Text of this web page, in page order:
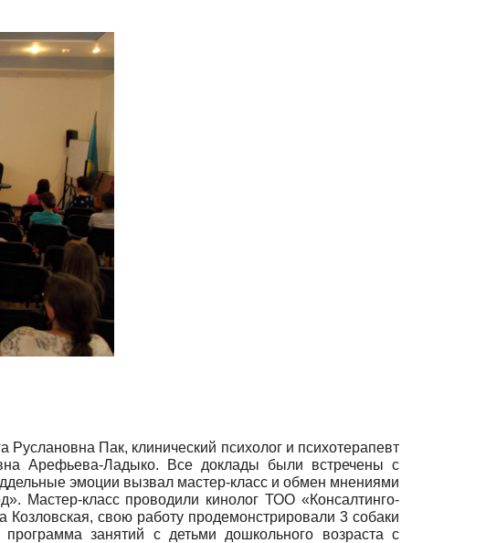
Пак, клинический психолог и психотерапевт
Арефьева-Ладыко. Все доклады были встречены с
эмоции вызвал мастер-класс и обмен мнениями
Мастер-класс проводили кинолог ТОО «Консалтинго-
свою работу продемонстрировали 3 собаки
занятий с детьми дошкольного возраста с